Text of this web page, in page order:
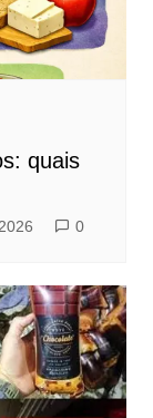
quais
0